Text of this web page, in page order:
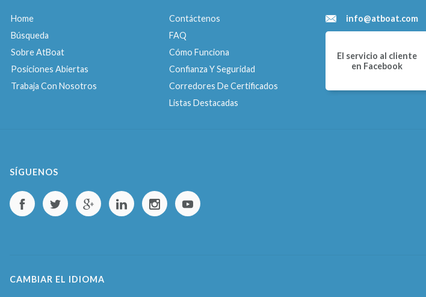
Home
Búsqueda
Sobre AtBoat
Posiciones Abiertas
Trabaja Con Nosotros
Contáctenos
FAQ
Cómo Funciona
Confianza Y Seguridad
Corredores De Certificados
Listas Destacadas
info@atboat.com
El servicio al cliente
en Facebook
SÍGUENOS
CAMBIAR EL IDIOMA